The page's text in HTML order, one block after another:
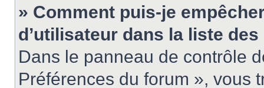
» Comment puis-je
d’utilisateur dans la liste
Dans le panneau de contrôle
Préférences du forum », vous